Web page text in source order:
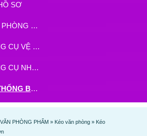
SƠ
VĂN PHÒNG PHẨM
DỤNG CỤ VỆ SINH
DỤNG CỤ NHÀ BẾP
HỆ THỐNG BHX - TGDĐ ĐẶT HÀNG TẠI ĐÂY
VĂN PHÒNG PHẨM » Kéo văn phòng » Kéo